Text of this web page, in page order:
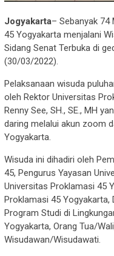
Jogyakarta– Sebanyak 74
45 Yogyakarta menjalani
Sidang Senat Terbuka di
(30/03/2022).
Pelaksanaan wisuda
oleh Rektor Universitas
Renny See, SH., SE., MH
daring melalui akun zoom
Yogyakarta.
Wisuda ini dihadiri oleh
45, Pengurus Yayasan
Universitas Proklamasi 45
Proklamasi 45 Yogyakarta,
Program Studi di
Yogyakarta, Orang Tua/
Wisudawan/Wisudawati.